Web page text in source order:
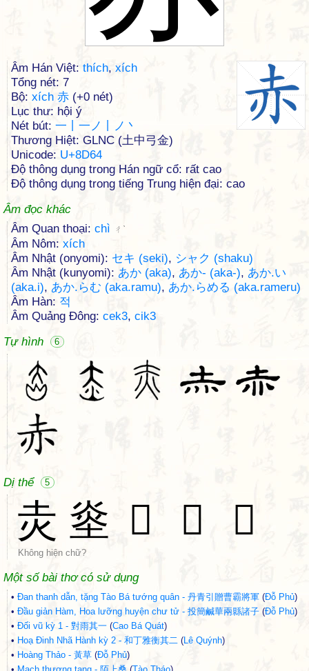
Âm Hán Việt: thích, xích
Tổng nét: 7
Bộ: xích 赤 (+0 nét)
Lục thư: hội ý
Nét bút: 一丨一ノ丨ノ丶
Thương Hiệt: GLNC (土中弓金)
Unicode: U+8D64
Độ thông dụng trong Hán ngữ cổ: rất cao
Độ thông dụng trong tiếng Trung hiện đại: cao
Âm đọc khác
Âm Quan thoại: chì ㄔˋ
Âm Nôm: xích
Âm Nhật (onyomi): セキ (seki), シャク (shaku)
Âm Nhật (kunyomi): あか (aka), あか- (aka-), あか.い
(aka.i), あか.らむ (aka.ramu), あか.らめる (aka.rameru)
Âm Hàn: 적
Âm Quảng Đông: cek3, cik3
Tự hình
6
Dị thể 5
灻 烾 𡗩 𤆍 𦮰
Không hiện chữ?
Một số bài thơ có sử dụng
• Đan thanh dẫn, tặng Tào Bá tướng quân - 丹青引贈曹霸將軍 (Đỗ Phủ)
• Đầu giản Hàm, Hoa lưỡng huyện chư tử - 投簡鹹華兩縣諸子 (Đỗ Phủ)
• Đối vũ kỳ 1 - 對雨其一 (Cao Bá Quát)
• Hoạ Đinh Nhã Hành kỳ 2 - 和丁雅衡其二 (Lê Quýnh)
• Hoàng Thảo - 黃草 (Đỗ Phủ)